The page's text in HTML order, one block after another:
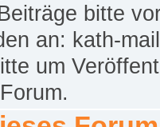
bitte
an: kath-
um